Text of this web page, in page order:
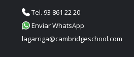
Tel. 93 861 22 20
Enviar WhatsApp
lagarriga@cambridgeschool.com